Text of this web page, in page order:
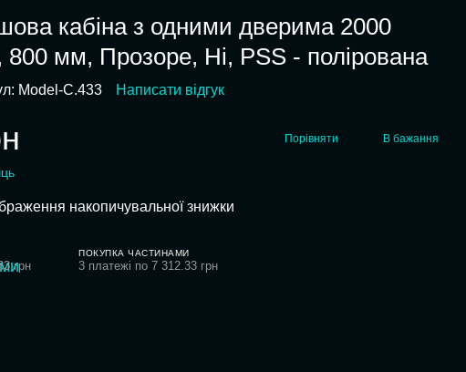
кабіна з одними дверима 2000
мм, Прозоре, Ні, PSS - полірована
Model-C.433 Написати відгук
Порівняти В бажання
накопичувальної знижки
грн
ПОКУПКА ЧАСТИНАМИ
3 платежі по 7 312.33 грн